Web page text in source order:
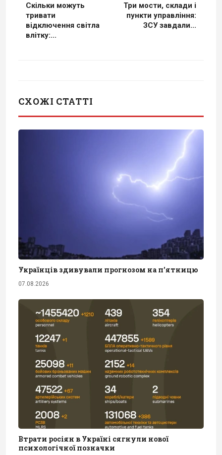
Скільки можуть
тривати
відключення світла
влітку:...
Три мости, склади і
пункти управління:
ЗСУ завдали...
СХОЖІ СТАТТІ
Українців здивували прогнозом на п'ятницю
07.08.2026
Втрати росіян в Україні сягнули нової
психологічної позначки